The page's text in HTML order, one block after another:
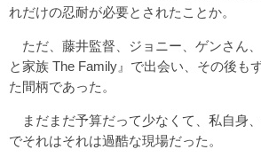
れだけの忍耐が必要とされたことか。
ただ、藤井監督、ジョニー、ゲンさん
と家族 The Family』で出会い、その後も
た間柄であった。
まだまだ予算だって少なくて、私自身
でそれはそれは過酷な現場だった。